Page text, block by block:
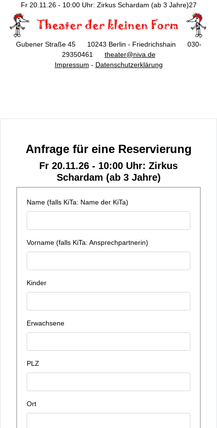
Fr 20.11.26 - 10:00 Uhr: Zirkus Schardam (ab 3 Jahre)27
Gubener Straße 45 10243 Berlin - Friedrichshain 030-
29350461 theater@niva.de
Impressum - Datenschutzerklärung
Anfrage für eine Reservierung
Fr 20.11.26 - 10:00 Uhr: Zirkus
Schardam (ab 3 Jahre)
Name (falls KiTa: Name der KiTa)
Vorname (falls KiTa: Ansprechpartnerin)
Kinder
Erwachsene
PLZ
Ort